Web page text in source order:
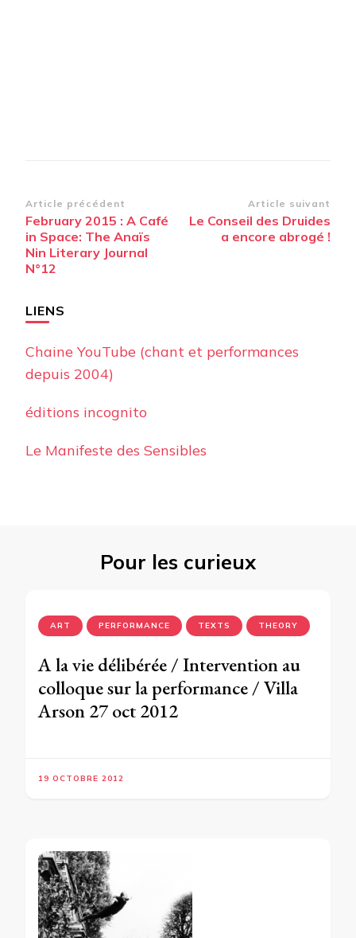
Navigation
d’article
Article précédent
February 2015 : A Café
in Space: The Anaïs
Nin Literary Journal
N°12
Article suivant
Le Conseil des Druides
a encore abrogé !
LIENS
Chaine YouTube (chant et performances
depuis 2004)
éditions incognito
Le Manifeste des Sensibles
Pour les curieux
ART PERFORMANCE TEXTS THEORY
A la vie délibérée / Intervention au
colloque sur la performance / Villa
Arson 27 oct 2012
19 OCTOBRE 2012